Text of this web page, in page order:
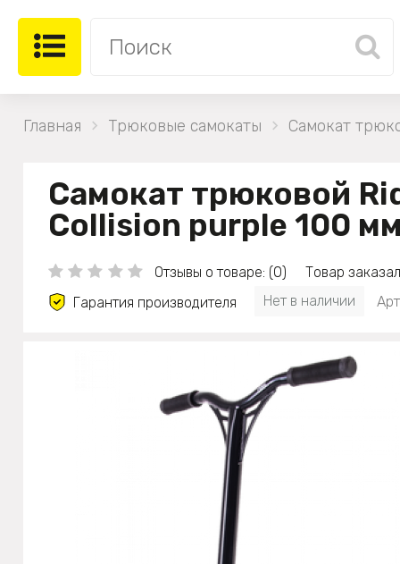
Главная Трюковые самокаты Самокат
Самокат трюковой
Collision purple 100
Отзывы о товаре: (0)
Товар
Гарантия производителя
Нет в наличии